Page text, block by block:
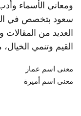
ومعاني الأسماء
سعود بتخصص في
العديد من
القيم وتنمي
معنى اسم عمار
معنى اسم أميرة